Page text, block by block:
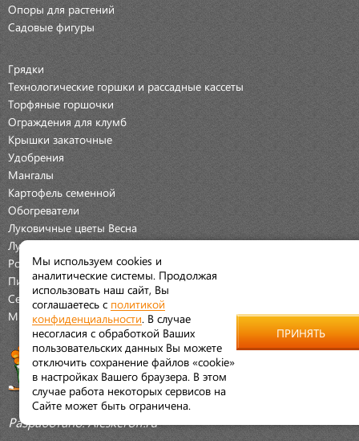
Опоры для растений
Садовые фигуры
Грядки
Технологические горшки и рассадные кассеты
Торфяные горшочки
Ограждения для клумб
Крышки закаточные
Удобрения
Мангалы
Картофель семенной
Обогреватели
Луковичные цветы Весна
Луковичные цветы Осень
Розы
Пионы
Семена Овощей
Мраморная крошка
Разработано:
Мы используем cookies и
аналитические системы. Продолжая
использовать наш сайт, Вы
соглашаетесь с политикой
конфиденциальности . В случае
несогласия с обработкой Ваших
пользовательских данных Вы можете
отключить сохранение файлов «cookie»
в настройках Вашего браузера. В этом
случае работа некоторых сервисов на
Сайте может быть ограничена.
ПРИНЯТЬ